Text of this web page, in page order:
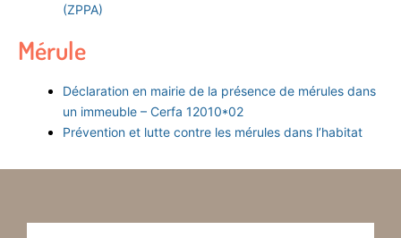
(ZPPA)
Mérule
Déclaration en mairie de la présence de mérules dans
un immeuble – Cerfa 12010*02
Prévention et lutte contre les mérules dans l’habitat